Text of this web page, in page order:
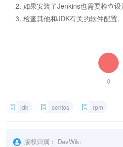
如果安装了Jenkins也需要检查设
检查其他和JDK有关的软件配置.
0
jdk centos rpm
版权归属： DevWiki